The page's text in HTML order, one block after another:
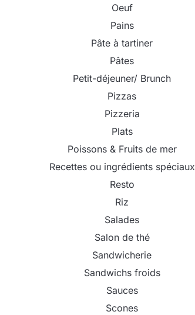
Oeuf
Pains
Pâte à tartiner
Pâtes
Petit-déjeuner/ Brunch
Pizzas
Pizzeria
Plats
Poissons & Fruits de mer
Recettes ou ingrédients spéciaux
Resto
Riz
Salades
Salon de thé
Sandwicherie
Sandwichs froids
Sauces
Scones